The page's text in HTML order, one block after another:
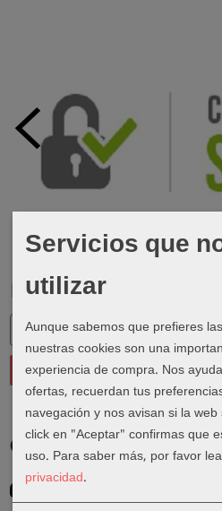
Marcas
Costes de Envío
GRATIS *
Consultar Destinos
Servicios que
utilizar
Aunque sabemos que prefieres
nuestras cookies son una
experiencia de compra. Nos
ofertas, recuerdan tus
navegación y nos avisan si la
click en "Aceptar" confirmas que
uso. Para saber más, por favor
privacidad.